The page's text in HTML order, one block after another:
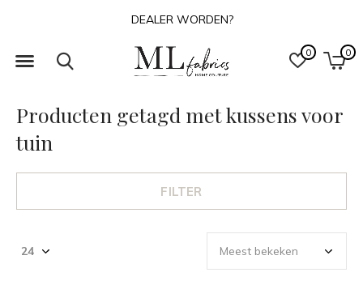
0 0
DEALER WORDEN?
Producten getagd met kussens voor
tuin
FILTER